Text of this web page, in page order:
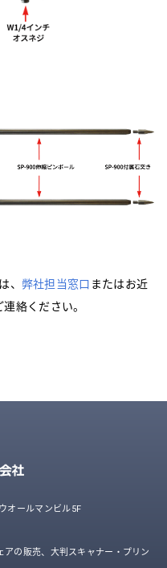
、 弊社担当窓口 またはお近
連絡ください。
オールマンビル5F
の販売、大判スキャナー・プリン